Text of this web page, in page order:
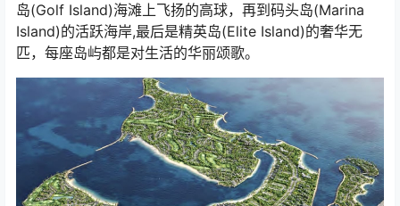
岛(Golf Island)海滩上飞扬的高球，再到码头岛(Marina
Island)的活跃海岸,最后是精英岛(Elite Island)的奢华无
匹，每座岛屿都是对生活的华丽颂歌。